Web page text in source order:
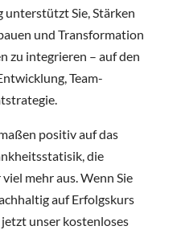
Sie, Stärken
und Transformation
zu integrieren – auf den
Team-
positiv auf das
die
mehr aus. Wenn Sie
auf Erfolgskurs
unser kostenloses